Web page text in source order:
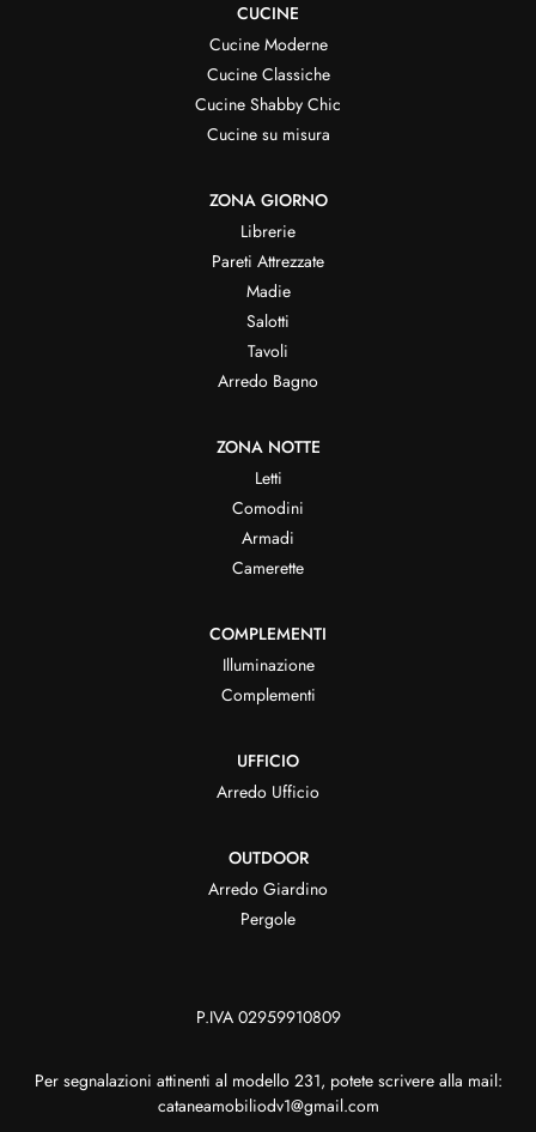
CUCINE
Cucine Moderne
Cucine Classiche
Cucine Shabby Chic
Cucine su misura
ZONA GIORNO
Librerie
Pareti Attrezzate
Madie
Salotti
Tavoli
Arredo Bagno
ZONA NOTTE
Letti
Comodini
Armadi
Camerette
COMPLEMENTI
Illuminazione
Complementi
UFFICIO
Arredo Ufficio
OUTDOOR
Arredo Giardino
Pergole
P.IVA 02959910809
Per segnalazioni attinenti al modello 231, potete scrivere alla mail:
cataneamobiliodv1@gmail.com